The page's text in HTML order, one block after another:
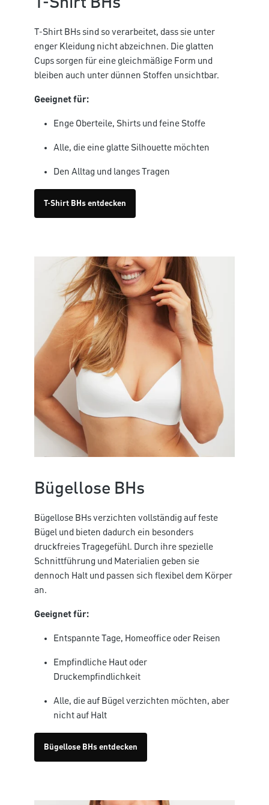
T-Shirt BHs sind so verarbeitet, dass sie unter
enger Kleidung nicht abzeichnen. Die glatten
Cups sorgen für eine gleichmäßige Form und
bleiben auch unter dünnen Stoffen unsichtbar.
Geeignet für:
Enge Oberteile, Shirts und feine Stoffe
Alle, die eine glatte Silhouette möchten
Den Alltag und langes Tragen
T-Shirt BHs entdecken
Bügellose BHs
Bügellose BHs verzichten vollständig auf feste
Bügel und bieten dadurch ein besonders
druckfreies Tragegefühl. Durch ihre spezielle
Schnittführung und Materialien geben sie
dennoch Halt und passen sich flexibel dem Körper
an.
Geeignet für:
Entspannte Tage, Homeoffice oder Reisen
Empfindliche Haut oder
Druckempfindlichkeit
Alle, die auf Bügel verzichten möchten, aber
nicht auf Halt
Bügellose BHs entdecken